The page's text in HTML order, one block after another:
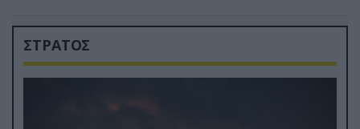
ΣΤΡΑΤΟΣ